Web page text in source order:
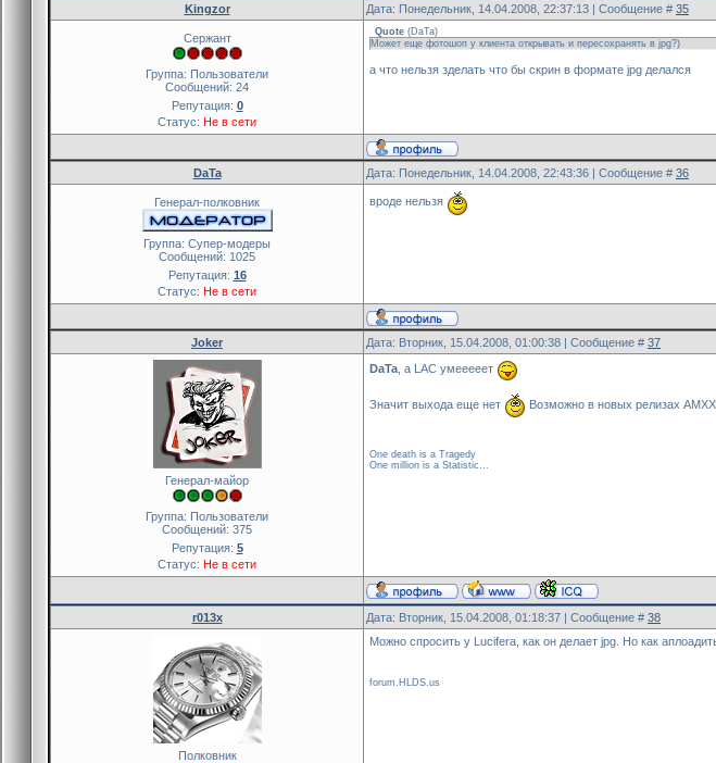
Kingzor Дата: Понедельник, 14.04.2008, 22:37:13 | Сообщение # 35
Сержант
Группа: Пользователи
Сообщений: 24
Репутация: 0
Статус: Не в сети
Quote (DaTa)
Может еще фотошоп у клиента открывать и пересохранять в jpg?)
а что нельзя зделать что бы скрин в формате jpg делался
DaTa Дата: Понедельник, 14.04.2008, 22:43:36 | Сообщение # 36
Генерал-полковник
Группа: Cупер-модеры
Сообщений: 1025
Репутация: 16
Статус: Не в сети
вроде нельзя
Joker Дата: Вторник, 15.04.2008, 01:00:38 | Сообщение # 37
Генерал-майор
Группа: Пользователи
Сообщений: 375
Репутация: 5
Статус: Не в сети
DaTa , а LAC умееееет
Значит выхода еще нет Возможно в новых релизах
One death is a Tragedy
One million is a Statistic...
r013x Дата: Вторник, 15.04.2008, 01:18:37 | Сообщение # 38
Полковник
Можно спросить у Lucifera, как он делает jpg. Но как
forum.HLDS.us